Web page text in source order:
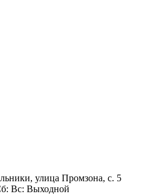
улица Промзона, с. 5
Вс: Выходной